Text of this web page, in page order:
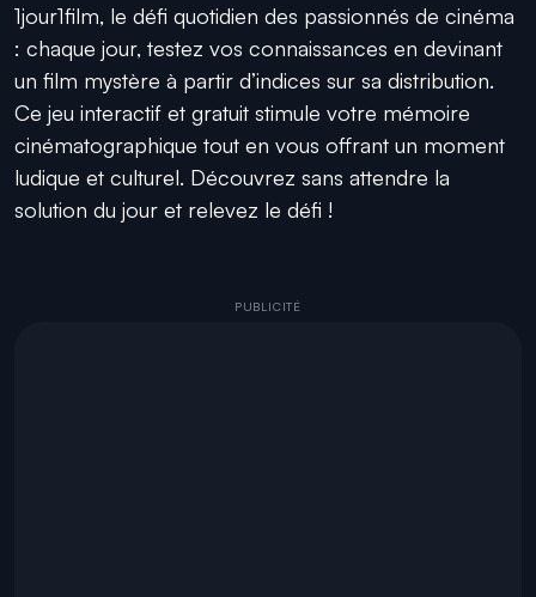
1jour1film, le défi quotidien des passionnés de cinéma
: chaque jour, testez vos connaissances en devinant
un film mystère à partir d’indices sur sa distribution.
Ce jeu interactif et gratuit stimule votre mémoire
cinématographique tout en vous offrant un moment
ludique et culturel. Découvrez sans attendre la
solution du jour et relevez le défi !